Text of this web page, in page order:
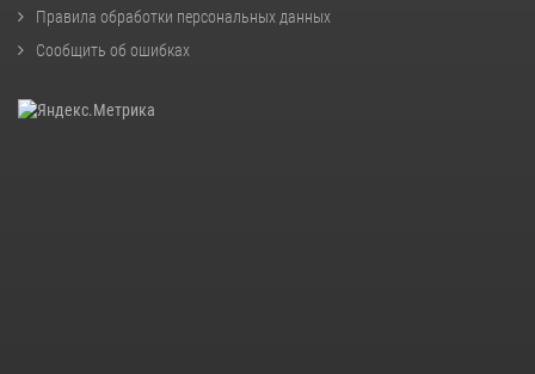
Правила обработки персональных данных
Сообщить об ошибках